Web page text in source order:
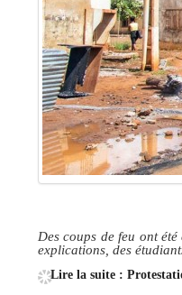
Annonces
de Diego en PDF
Des coups de feu ont
explications, des
Lire la suite :